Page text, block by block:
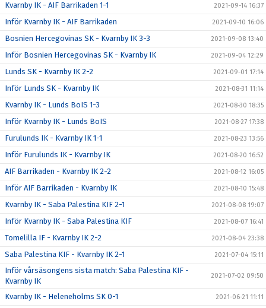
Kvarnby IK - AIF Barrikaden 1-1 2021-09-14 16:37
Inför Kvarnby IK - AIF Barrikaden 2021-09-10 16:06
Bosnien Hercegovinas SK - Kvarnby IK 3-3 2021-09-08 13:40
Inför Bosnien Hercegovinas SK - Kvarnby IK 2021-09-04 12:29
Lunds SK - Kvarnby IK 2-2 2021-09-01 17:14
Inför Lunds SK - Kvarnby IK 2021-08-31 11:14
Kvarnby IK - Lunds BoIS 1-3 2021-08-30 18:35
Inför Kvarnby IK - Lunds BoIS 2021-08-27 17:38
Furulunds IK - Kvarnby IK 1-1 2021-08-23 13:56
Inför Furulunds IK - Kvarnby IK 2021-08-20 16:52
AIF Barrikaden - Kvarnby IK 2-2 2021-08-12 16:05
Inför AIF Barrikaden - Kvarnby IK 2021-08-10 15:48
Kvarnby IK - Saba Palestina KIF 2-1 2021-08-08 19:07
Inför Kvarnby IK - Saba Palestina KIF 2021-08-07 16:41
Tomelilla IF - Kvarnby IK 2-2 2021-08-04 23:38
Saba Palestina KIF - Kvarnby IK 2-1 2021-07-04 15:11
Inför vårsäsongens sista match: Saba Palestina KIF -
Kvarnby IK
2021-07-02 09:50
Kvarnby IK - Heleneholms SK 0-1 2021-06-21 11:11